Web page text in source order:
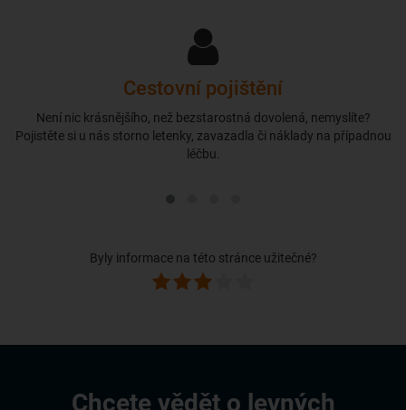
Cestovní pojištění
Není nic krásnějšího, než bezstarostná dovolená, nemyslíte?
Pojistěte si u nás storno letenky, zavazadla či náklady na případnou
léčbu.
Byly informace na této stránce užitečné?
Chcete vědět o levných